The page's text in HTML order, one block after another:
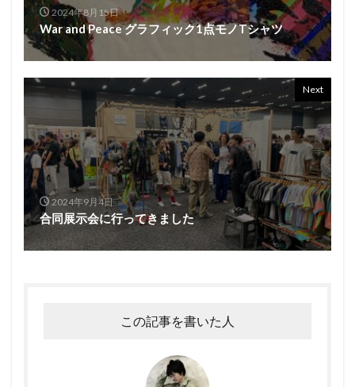
2024年8月15日
War and Peace グラフィック1点モノTシャツ
Next
2024年9月4日
合同展示会に行ってきました
この記事を書いた人